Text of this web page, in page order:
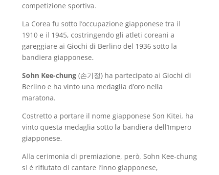
competizione sportiva.
La Corea fu sotto l’occupazione giapponese tra il
1910 e il 1945, costringendo gli atleti coreani a
gareggiare ai Giochi di Berlino del 1936 sotto la
bandiera giapponese.
Sohn Kee-chung(손기정) ha partecipato ai Giochi di
Berlino e ha vinto una medaglia d’oro nella
maratona.
Costretto a portare il nome giapponese Son Kitei, ha
vinto questa medaglia sotto la bandiera dell’Impero
giapponese.
Alla cerimonia di premiazione, però, Sohn Kee-chung
si è rifiutato di cantare l’inno giapponese,